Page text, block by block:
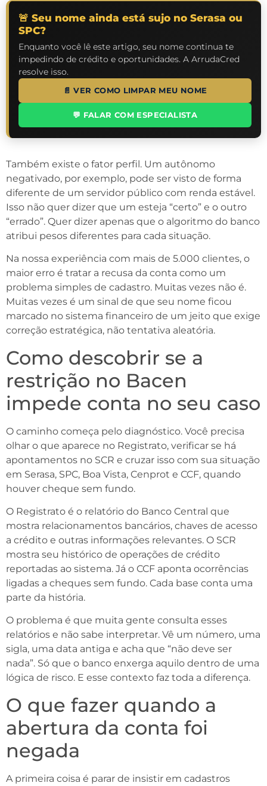
🚨 Seu nome ainda está sujo no Serasa ou
SPC?
Enquanto você lê este artigo, seu nome continua te
impedindo de crédito e oportunidades. A ArrudaCred
resolve isso.
📄 VER COMO LIMPAR MEU NOME
💬 FALAR COM ESPECIALISTA
Também existe o fator perfil. Um autônomo
negativado, por exemplo, pode ser visto de forma
diferente de um servidor público com renda estável.
Isso não quer dizer que um esteja “certo” e o outro
“errado”. Quer dizer apenas que o algoritmo do banco
atribui pesos diferentes para cada situação.
Na nossa experiência com mais de 5.000 clientes, o
maior erro é tratar a recusa da conta como um
problema simples de cadastro. Muitas vezes não é.
Muitas vezes é um sinal de que seu nome ficou
marcado no sistema financeiro de um jeito que exige
correção estratégica, não tentativa aleatória.
Como descobrir se a
restrição no Bacen
impede conta no seu caso
O caminho começa pelo diagnóstico. Você precisa
olhar o que aparece no Registrato, verificar se há
apontamentos no SCR e cruzar isso com sua situação
em Serasa, SPC, Boa Vista, Cenprot e CCF, quando
houver cheque sem fundo.
O Registrato é o relatório do Banco Central que
mostra relacionamentos bancários, chaves de acesso
a crédito e outras informações relevantes. O SCR
mostra seu histórico de operações de crédito
reportadas ao sistema. Já o CCF aponta ocorrências
ligadas a cheques sem fundo. Cada base conta uma
parte da história.
O problema é que muita gente consulta esses
relatórios e não sabe interpretar. Vê um número, uma
sigla, uma data antiga e acha que “não deve ser
nada”. Só que o banco enxerga aquilo dentro de uma
lógica de risco. E esse contexto faz toda a diferença.
O que fazer quando a
abertura da conta foi
negada
A primeira coisa é parar de insistir em cadastros